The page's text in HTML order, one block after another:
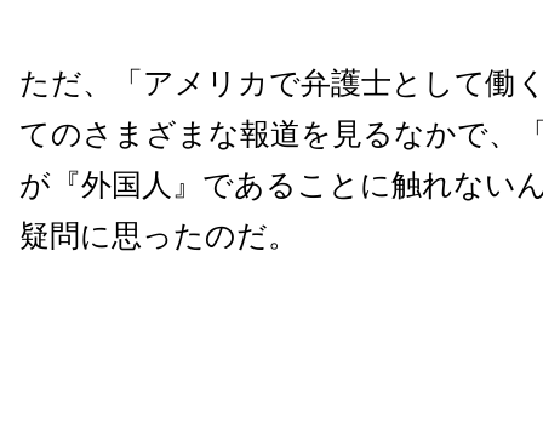
ただ、「アメリカで弁護士として働
てのさまざまな報道を見るなかで、
が『外国人』であることに触れない
疑問に思ったのだ。